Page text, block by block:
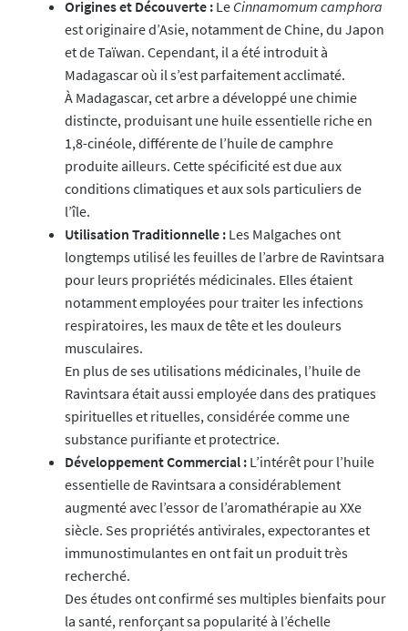
Origines et Découverte : Le Cinnamomum camphora
est originaire d’Asie, notamment de Chine, du Japon
et de Taïwan. Cependant, il a été introduit à
Madagascar où il s’est parfaitement acclimaté.
À Madagascar, cet arbre a développé une chimie
distincte, produisant une huile essentielle riche en
1,8-cinéole, différente de l’huile de camphre
produite ailleurs. Cette spécificité est due aux
conditions climatiques et aux sols particuliers de
l’île.
Utilisation Traditionnelle : Les Malgaches ont
longtemps utilisé les feuilles de l’arbre de Ravintsara
pour leurs propriétés médicinales. Elles étaient
notamment employées pour traiter les infections
respiratoires, les maux de tête et les douleurs
musculaires.
En plus de ses utilisations médicinales, l’huile de
Ravintsara était aussi employée dans des pratiques
spirituelles et rituelles, considérée comme une
substance purifiante et protectrice.
Développement Commercial :L’intérêt pour l’huile
essentielle de Ravintsara a considérablement
augmenté avec l’essor de l’aromathérapie au XXe
siècle. Ses propriétés antivirales, expectorantes et
immunostimulantes en ont fait un produit très
recherché.
Des études ont confirmé ses multiples bienfaits pour
la santé, renforçant sa popularité à l’échelle